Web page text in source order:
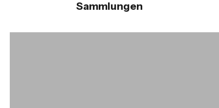
Sammlungen
Damenschuhkollektion